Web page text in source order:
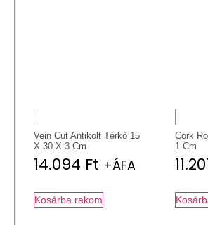
Vein Cut Antikolt Térkő 15
X 30 X 3 Cm
14.094 Ft +ÁFA
Kosárba rakom
Cork
1 Cm